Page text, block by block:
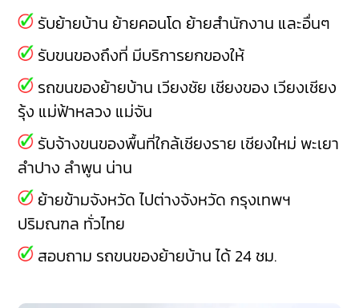
รับย้ายบ้าน ย้ายคอนโด ย้ายสำนักงาน และอื่นๆ
รับขนของถึงที่ มีบริการยกของให้
รถขนของย้ายบ้าน เวียงชัย เชียงของ เวียงเชียง
รุ้ง แม่ฟ้าหลวง แม่จัน
รับจ้างขนของพื้นที่ใกล้เชียงราย เชียงใหม่ พะเยา
ลำปาง ลำพูน น่าน
ย้ายข้ามจังหวัด ไปต่างจังหวัด กรุงเทพฯ
ปริมณฑล ทั่วไทย
สอบถาม รถขนของย้ายบ้าน ได้ 24 ชม.